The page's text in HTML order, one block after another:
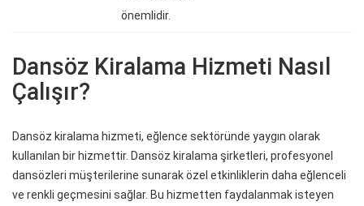
önemlidir.
Dansöz Kiralama Hizmeti Nasıl
Çalışır?
Dansöz kiralama hizmeti, eğlence sektöründe yaygın olarak
kullanılan bir hizmettir. Dansöz kiralama şirketleri, profesyonel
dansözleri müşterilerine sunarak özel etkinliklerin daha eğlenceli
ve renkli geçmesini sağlar. Bu hizmetten faydalanmak isteyen